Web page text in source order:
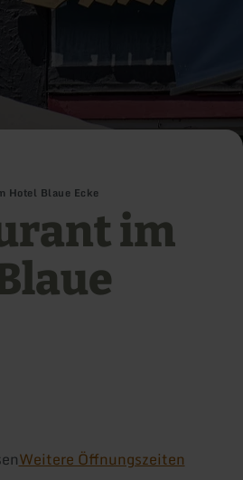
Hotel Blaue Ecke
im
Weitere Öffnungszeiten